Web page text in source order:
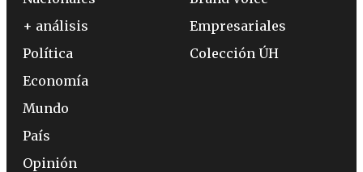
+ análisis
Política
Economía
Mundo
País
Opinión
Empresariales
Colección ÚH